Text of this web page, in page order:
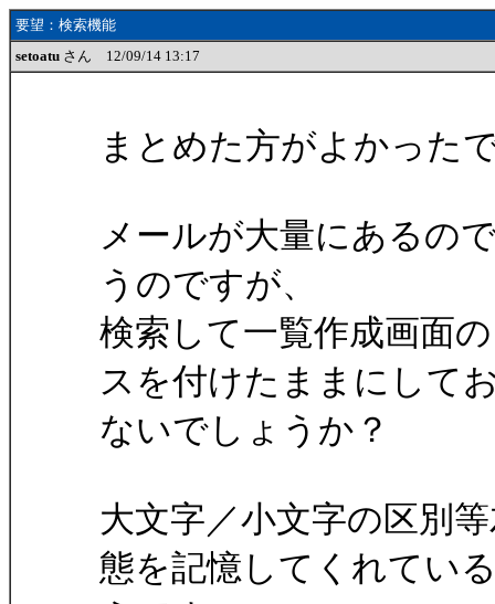
要望：検索機能
setoatu さん 12/09/14 13:17
まとめた方がよかった
メールが大量にあるの
うのですが、
検索して一覧作成画面
スを付けたままにして
ないでしょうか？
大文字／小文字の区別
態を記憶してくれてい